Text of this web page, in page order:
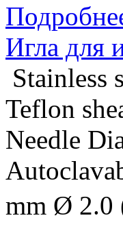
Игла для
Stainless
Teflon
Needle
mm Ø 2.0